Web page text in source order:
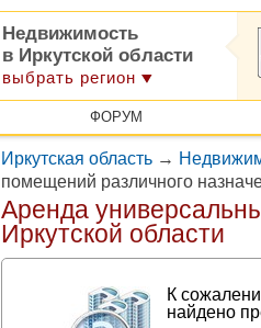
Недвижимость
в Иркутской области
выбрать регион
ФОРУМ
Иркутская область →
помещений различного
Аренда
Иркутской области
К
найдено